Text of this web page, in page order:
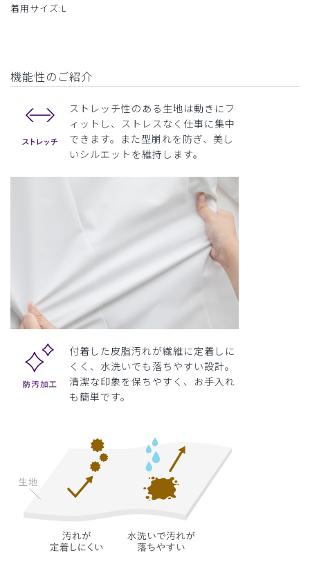
着用サイズ:L
機能性のご紹介
ストレッチ性のある生地は動きにフ
ィットし、ストレスなく仕事に集中
できます。また型崩れを防ぎ、美し
いシルエットを維持します。
付着した皮脂汚れが繊維に定着しに
くく、水洗いでも落ちやすい設計。
清潔な印象を保ちやすく、お手入れ
も簡単です。